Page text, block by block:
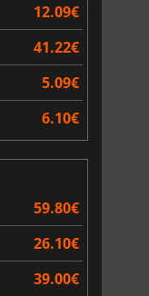
12.09€
41.22€
5.09€
6.10€
59.80€
26.10€
39.00€